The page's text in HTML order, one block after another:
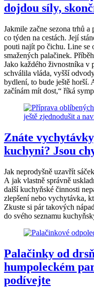
dojdou síly,
Jakmile začne sezona trhů
co týden na cestách. Její
pouti najít po čichu. Line se
smažených palačinek.
Jako každého živnostníka v
schválila vláda, vyšší
bydlení, to bude ještě horší.
začínám mít dost,“ říká
Znáte
kuchyni? Jsou
Jak neprodyšně uzavřít
A jak vlastně správně
další kuchyňské činnosti
zlepšení nebo vychytávka,
Zkuste si pár takových
do svého seznamu
Palačinky od
humpoleckém
podívejte